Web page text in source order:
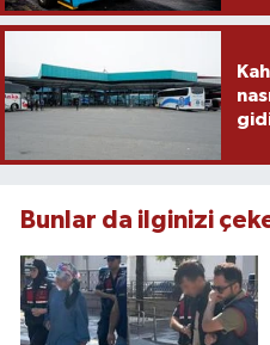
Bunlar da ilginizi